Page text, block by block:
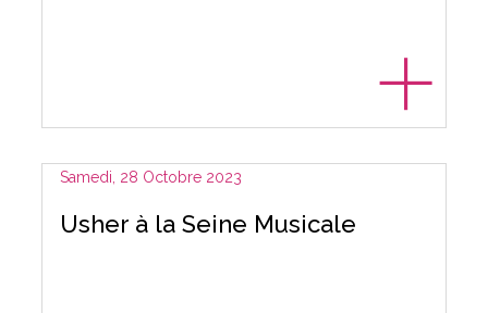
Samedi, 28 Octobre 2023
Usher à la Seine Musicale